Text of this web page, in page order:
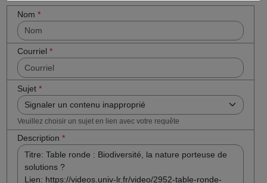
Nom *
Courriel *
Sujet *
Veuillez choisir un sujet en lien avec votre requête
Description *